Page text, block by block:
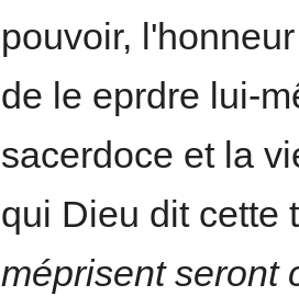
pouvoir,
de le eprdre lui-
sacerdoce et la
qui Dieu dit cette
méprisent seront